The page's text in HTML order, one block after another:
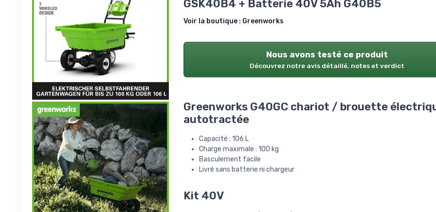
GSK40B4 + Batterie 40V 5Ah G40B5
Voir la boutique : Greenworks
Nous avons testé ce produit
Découvrez notre avis détaillé, notes et verdict
Greenworks G40GC chariot / brouette
autotractée
Capacité : 106 L
Charge maximale : 100 kg
Basculement facile
Livré sans batterie ni chargeur
Kit 40V